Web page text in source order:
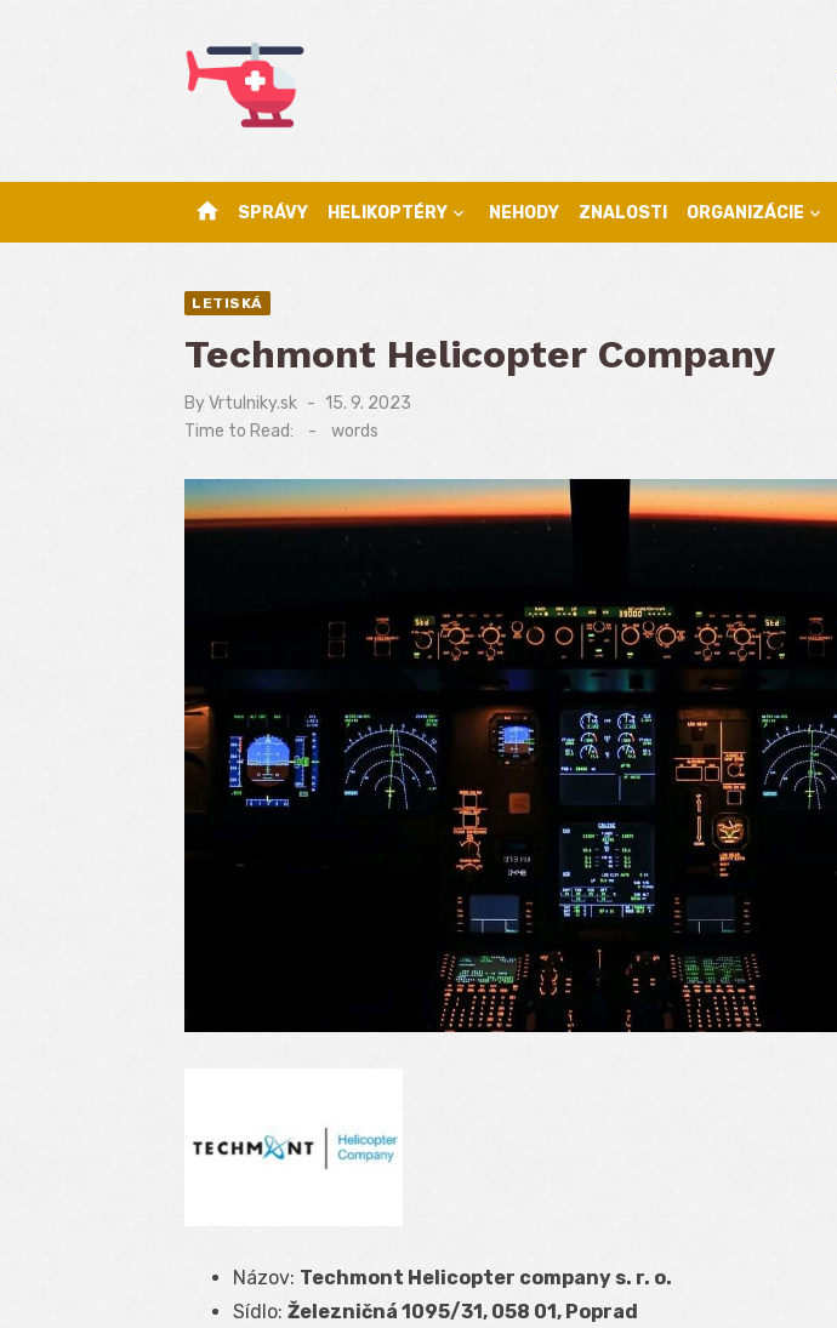
home SPRÁVY HELIKOPTÉRY NEHODY ZNALOSTI ORGANIZÁCIE
LETISKÁ
Techmont Helicopter Company
ByVrtulniky.sk
Posted
on
15. 9. 2023
Time to Read:
- words
Názov: Techmont Helicopter company s. r. o.
Sídlo: Železničná 1095/31, 058 01, Poprad